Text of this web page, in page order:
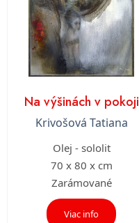
Na výšinách v pokoji
Krivošová Tatiana
Olej - sololit
70 x 80 x cm
Zarámované
Viac info